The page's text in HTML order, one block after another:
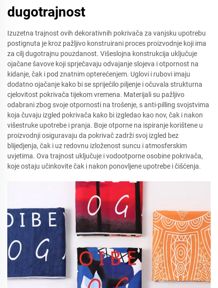
dugotrajnost
Izuzetna trajnost ovih dekorativnih pokrivača za vanjsku upotrebu
postignuta je kroz pažljivo konstruirani proces proizvodnje koji ima
za cilj dugotrajnu pouzdanost. Višeslojna konstrukcija uključuje
ojačane šavove koji sprječavaju odvajanje slojeva i otpornost na
kidanje, čak i pod znatnim opterećenjem. Uglovi i rubovi imaju
dodatno ojačanje kako bi se spriječilo piljenje i očuvala strukturna
cjelovitost pokrivača tijekom vremena. Materijali su pažljivo
odabrani zbog svoje otpornosti na trošenje, s anti-pilling svojstvima
koja čuvaju izgled pokrivača kako bi izgledao kao nov, čak i nakon
višestruke upotrebe i pranja. Boje otporne na ispiranje korištene u
proizvodnji osiguravaju da pokrivač zadrži svoj izgled bez
blijedjenja, čak i uz redovnu izloženost suncu i atmosferskim
uvjetima. Ova trajnost uključuje i vodootporne osobine pokrivača,
koje ostaju učinkovite čak i nakon ponovljene upotrebe i čišćenja.